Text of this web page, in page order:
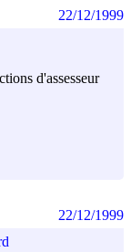
d'assesseur
22/12/1999
22/12/1999